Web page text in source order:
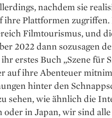
nachdem sie
ihre Plattformen
Film­tourismus, und
2022 dann sozusagen
erstes Buch „Szene für
auf ihre Abenteuer
hinter den
sehen, wie ähnlich die
oder in Japan, wir sind